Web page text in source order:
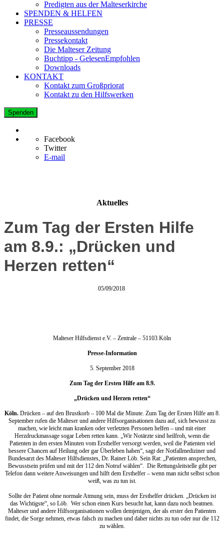
Predigten aus der Malteserkirche
SPENDEN & HELFEN
PRESSE
Presseaussendungen
Pressekontakt
Die Malteser Zeitung
Buchtipp - GelesenEmpfohlen
Downloads
KONTAKT
Kontakt zum Großpriorat
Kontakt zu den Hilfswerken
Spenden
Facebook
Twitter
E-mail
Aktuelles
Zum Tag der Ersten Hilfe
am 8.9.: „Drücken und
Herzen retten“
05/09/2018
Malteser Hilfsdienst e.V. – Zentrale – 51103 Köln
Presse-Information
5. September 2018
Zum Tag der Ersten Hilfe am 8.9.
„Drücken und Herzen retten“
Köln.Drücken – auf den Brustkorb – 100 Mal die Minute. Zum Tag der Ersten Hilfe am 8.
September rufen die Malteser und andere Hilfsorganisationen dazu auf, sich bewusst zu
machen, wie leicht man kranken oder verletzten Personen helfen – und mit einer
Herzdruckmassage sogar Leben retten kann. „Wir Notärzte sind heilfroh, wenn die
Patienten in den ersten Minuten vom Ersthelfer versorgt werden, weil die Patienten viel
bessere Chancen auf Heilung oder gar Überleben haben“, sagt der Notfallmediziner und
Bundesarzt des Malteser Hilfsdienstes, Dr. Rainer Löb. Sein Rat: „Patienten ansprechen,
Bewusstsein prüfen und mit der 112 den Notruf wählen“. Die Rettungsleitstelle gibt per
Telefon dann weitere Anweisungen und hilft dem Ersthelfer – wenn man nicht selbst schon
weiß, was zu tun ist.
Sollte der Patient ohne normale Atmung sein, muss der Ersthelfer drücken. „Drücken ist
das Wichtigste“, so Löb. Wer schon einen Kurs besucht hat, kann dazu noch beatmen.
Malteser und andere Hilfsorganisationen wollen demjenigen, der als erster den Patienten
findet, die Sorge nehmen, etwas falsch zu machen und daher nichts zu tun oder nur die 112
zu wählen.